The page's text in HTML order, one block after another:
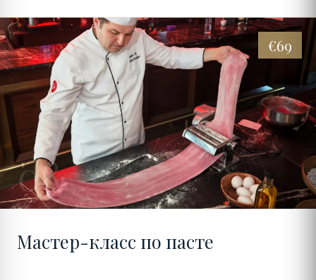
€69
08
Мастер-класс по пасте